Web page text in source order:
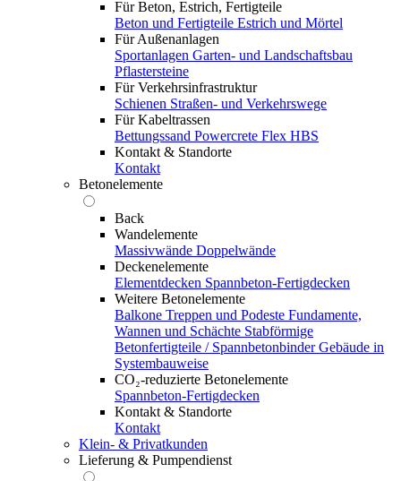
Für Beton, Estrich, Fertigteile
Beton und Fertigteile Estrich und Mörtel
Für Außenanlagen
Sportanlagen Garten- und Landschaftsbau
Pflastersteine
Für Verkehrsinfrastruktur
Schienen Straßen- und Verkehrswege
Für Kabeltrassen
Bettungssand Powercrete Flex HBS
Kontakt & Standorte
Kontakt
Betonelemente
Back
Wandelemente
Massivwände Doppelwände
Deckenelemente
Elementdecken Spannbeton-Fertigdecken
Weitere Betonelemente
Balkone Treppen und Podeste Fundamente,
Wannen und Schächte Stabförmige
Betonfertigteile / Spannbetonbinder Gebäude in
Systembauweise
CO₂-reduzierte Betonelemente
Spannbeton-Fertigdecken
Kontakt & Standorte
Kontakt
Klein- & Privatkunden
Lieferung & Pumpendienst